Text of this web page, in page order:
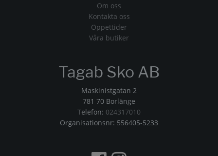
Om oss
Kontakta oss
Öppettider
Våra butiker
Tagab Sko AB
Maskinistgatan 2
781 70 Borlänge
Telefon: 024317010
Organisationsnr: 556405-5233